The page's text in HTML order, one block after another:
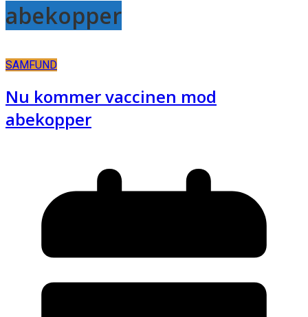
abekopper
SAMFUND
Nu kommer vaccinen mod
abekopper